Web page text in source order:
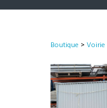
Boutique > Voirie